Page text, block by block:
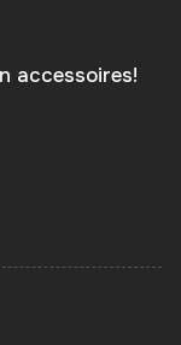
accessoires!